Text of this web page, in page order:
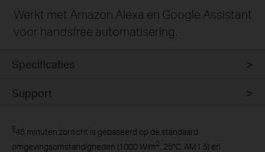
Werkt met Amazon Alexa en Google Assistant
voor handsfree automatisering.
Specificaties
Support
§45 minuten zonlicht is gebaseerd op de standaard
omgevingsomstandigheden (1000 W/m2 , 25°C, AM1.5) en